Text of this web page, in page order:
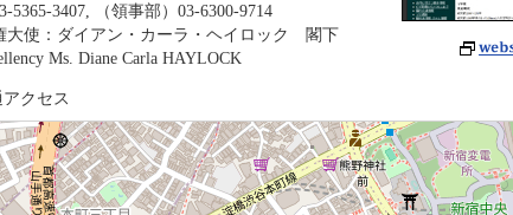
5365-3407, （領事部）03-6300-9714
大使：ダイアン・カーラ・ヘイロック 閣下
Ms. Diane Carla HAYLOCK
クセス